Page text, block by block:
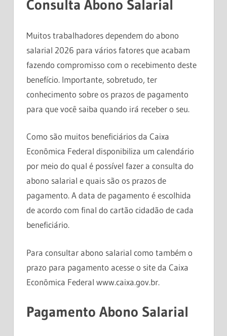
Consulta Abono Salarial
Muitos trabalhadores dependem do abono
salarial 2026 para vários fatores que acabam
fazendo compromisso com o recebimento deste
benefício. Importante, sobretudo, ter
conhecimento sobre os prazos de pagamento
para que você saiba quando irá receber o seu.
Como são muitos beneficiários da Caixa
Econômica Federal disponibiliza um calendário
por meio do qual é possível fazer a consulta do
abono salarial e quais são os prazos de
pagamento. A data de pagamento é escolhida
de acordo com final do cartão cidadão de cada
beneficiário.
Para consultar abono salarial como também o
prazo para pagamento acesse o site da Caixa
Econômica Federal www.caixa.gov.br.
Pagamento Abono Salarial